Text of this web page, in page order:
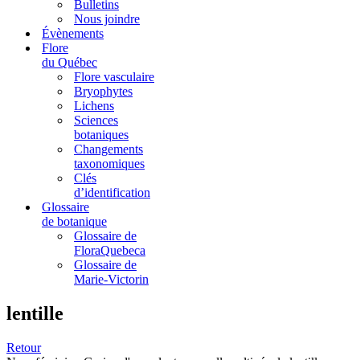
Bulletins
Nous joindre
Évènements
Flore
du Québec
Flore vasculaire
Bryophytes
Lichens
Sciences
botaniques
Changements
taxonomiques
Clés
d’identification
Glossaire
de botanique
Glossaire de
FloraQuebeca
Glossaire de
Marie-Victorin
lentille
Retour